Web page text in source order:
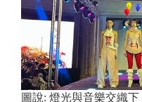
圖說: 燈光與音樂交織